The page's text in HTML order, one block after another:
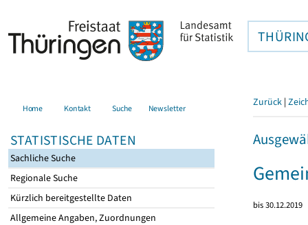
Home Kontakt Suche Newsletter
STATISTISCHE DATEN
Sachliche Suche
Regionale Suche
Kürzlich bereitgestellte Daten
Allgemeine Angaben, Zuordnungen
Zurück |
bis 30.12.2019